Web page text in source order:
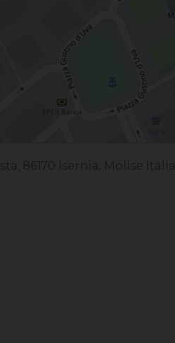
86170 Isernia, Molise Italia